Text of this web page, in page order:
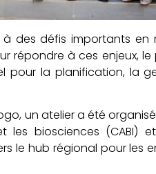
des défis importants en
répondre à ces enjeux,
pour la planification, la
un atelier a été organisé
les biosciences (CABI)
le hub régional pour les